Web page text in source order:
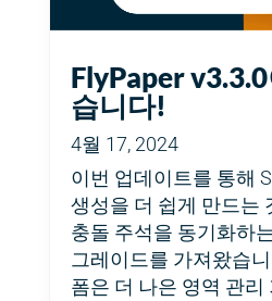
FlyPaper
습니다!
4월 17, 2024
이번 업데이트를 통해
생성을 더 쉽게 만드는
충돌 주석을 동기화하
그레이드를 가져왔습
폼은 더 나은 영역 관리